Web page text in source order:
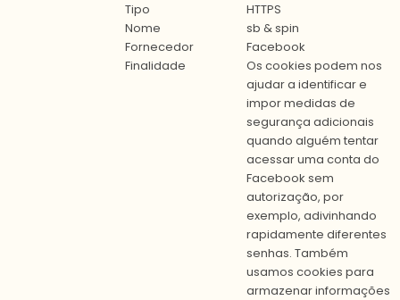
Tipo
HTTPS
Nome
sb & spin
Fornecedor
Facebook
Finalidade
Os cookies podem nos
ajudar a identificar e
impor medidas de
segurança adicionais
quando alguém tentar
acessar uma conta do
Facebook sem
autorização, por
exemplo, adivinhando
rapidamente diferentes
senhas. Também
usamos cookies para
armazenar informações